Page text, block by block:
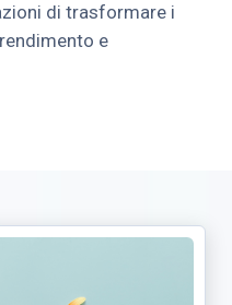
di trasformare i
e